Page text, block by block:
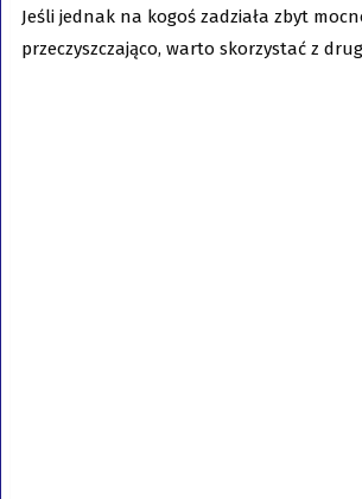
Jeśli jednak na kogoś zadziała zbyt
przeczyszczająco, warto skorzystać z